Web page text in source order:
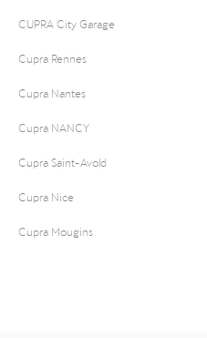
CUPRA City Garage
Cupra Rennes
Cupra Nantes
Cupra NANCY
Cupra Saint-Avold
Cupra Nice
Cupra Mougins